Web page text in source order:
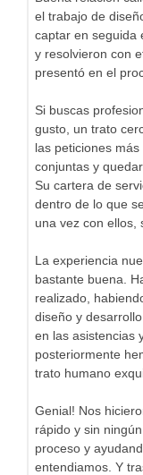
el trabajo de
captar en seguida
y resolvieron con
presentó en el
Si buscas
gusto, un trato
las peticiones
conjuntas y
Su cartera de
dentro de lo que
una vez con ellos,
La experiencia
bastante buena.
realizado,
diseño y
en las asistencias
posteriormente
trato humano
Genial! Nos
rápido y sin
proceso y
entendiamos. Y